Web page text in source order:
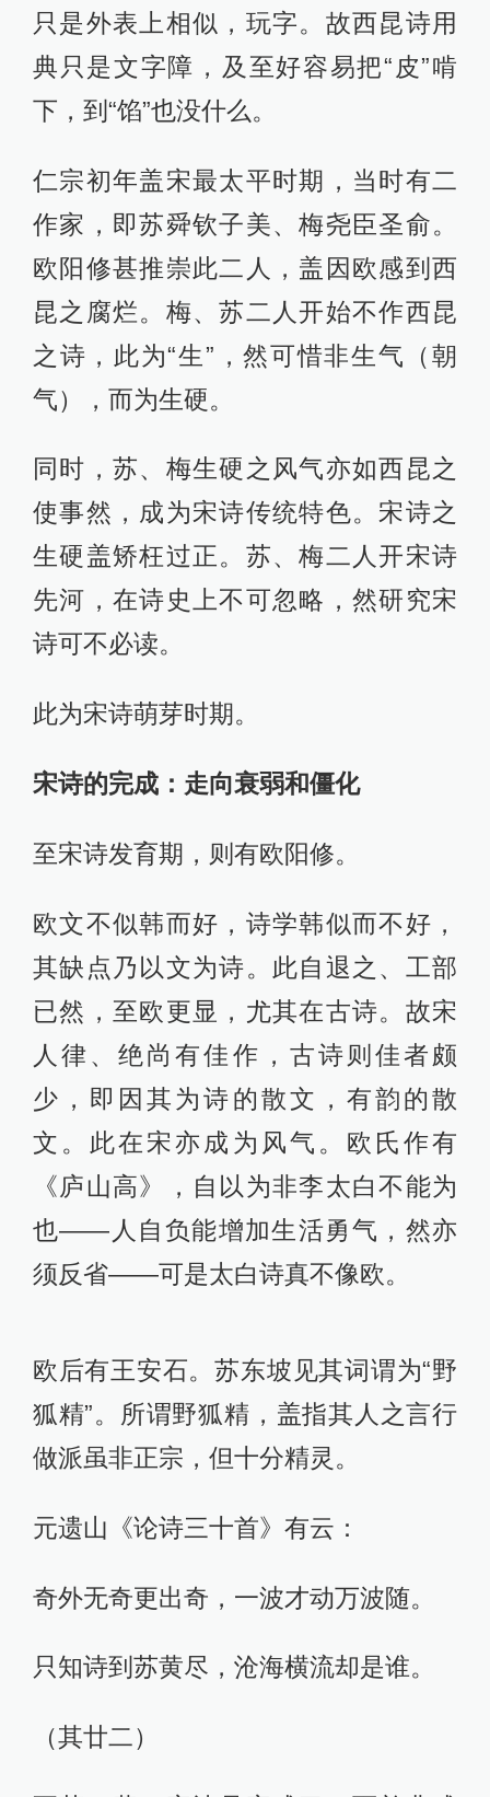
只是外表上相似，玩字。故西昆诗用
典只是文字障，及至好容易把“皮”啃
下，到“馅”也没什么。
仁宗初年盖宋最太平时期，当时有二
作家，即苏舜钦子美、梅尧臣圣俞。
欧阳修甚推崇此二人，盖因欧感到西
昆之腐烂。梅、苏二人开始不作西昆
之诗，此为“生”，然可惜非生气（朝
气），而为生硬。
同时，苏、梅生硬之风气亦如西昆之
使事然，成为宋诗传统特色。宋诗之
生硬盖矫枉过正。苏、梅二人开宋诗
先河，在诗史上不可忽略，然研究宋
诗可不必读。
此为宋诗萌芽时期。
宋诗的完成：走向衰弱和僵化
至宋诗发育期，则有欧阳修。
欧文不似韩而好，诗学韩似而不好，
其缺点乃以文为诗。此自退之、工部
已然，至欧更显，尤其在古诗。故宋
人律、绝尚有佳作，古诗则佳者颇
少，即因其为诗的散文，有韵的散
文。此在宋亦成为风气。欧氏作有
《庐山高》，自以为非李太白不能为
也——人自负能增加生活勇气，然亦
须反省——可是太白诗真不像欧。
欧后有王安石。苏东坡见其词谓为“野
狐精”。所谓野狐精，盖指其人之言行
做派虽非正宗，但十分精灵。
元遗山《论诗三十首》有云：
奇外无奇更出奇，一波才动万波随。
只知诗到苏黄尽，沧海横流却是谁。
（其廿二）